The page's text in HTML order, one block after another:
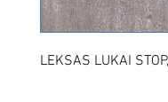
LEKSAS LUKAI